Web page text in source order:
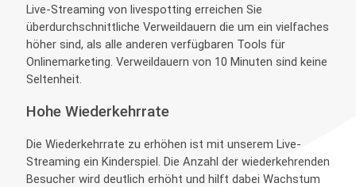
Live-Streaming von livespotting erreichen Sie
überdurchschnittliche Verweildauern die um ein vielfaches
höher sind, als alle anderen verfügbaren Tools für
Onlinemarketing. Verweildauern von 10 Minuten sind keine
Seltenheit.
Hohe Wiederkehrrate
Die Wiederkehrrate zu erhöhen ist mit unserem Live-
Streaming ein Kinderspiel. Die Anzahl der wiederkehrenden
Besucher wird deutlich erhöht und hilft dabei Wachstum